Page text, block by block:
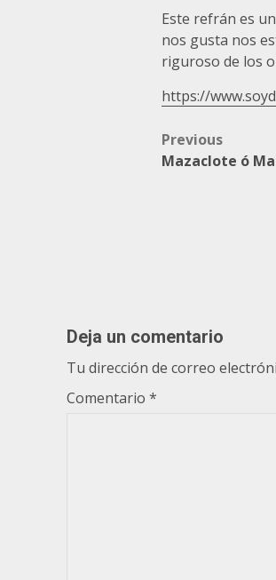
Este refrán es
nos gusta nos
riguroso de los
https://
Post
Previous
Mazaclote ó
Deja un comentario
Tu dirección de correo
Comentario *